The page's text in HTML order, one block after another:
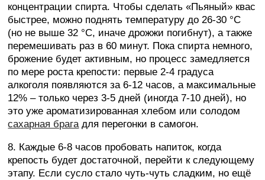
концентрации спирта. Чтобы сделать «Пьяный» квас
быстрее, можно поднять температуру до 26-30 °C
(но не выше 32 °C, иначе дрожжи погибнут), а также
перемешивать раз в 60 минут. Пока спирта немного,
брожение будет активным, но процесс замедляется
по мере роста крепости: первые 2-4 градуса
алкоголя появляются за 6-12 часов, а максимальные
12% – только через 3-5 дней (иногда 7-10 дней), но
это уже ароматизированная хлебом или солодом
сахарная брагадля перегонки в самогон.
8. Каждые 6-8 часов пробовать напиток, когда
крепость будет достаточной, перейти к следующему
этапу. Если сусло стало чуть-чуть сладким, но ещё